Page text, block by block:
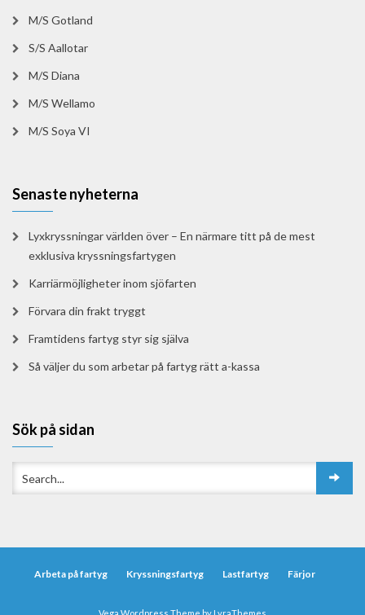
M/S Gotland
S/S Aallotar
M/S Diana
M/S Wellamo
M/S Soya VI
Senaste nyheterna
Lyxkryssningar världen över – En närmare titt på de mest
exklusiva kryssningsfartygen
Karriärmöjligheter inom sjöfarten
Förvara din frakt tryggt
Framtidens fartyg styr sig själva
Så väljer du som arbetar på fartyg rätt a-kassa
Sök på sidan
Arbeta på fartyg Kryssningsfartyg Lastfartyg Färjor